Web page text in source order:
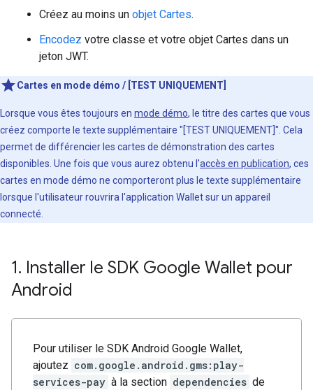
Créez au moins un objet Cartes.
Encodez votre classe et votre objet Cartes dans un
jeton JWT.
Cartes en mode démo / [TEST UNIQUEMENT]
Lorsque vous êtes toujours en mode démo, le titre des cartes que vous
créez comporte le texte supplémentaire "[TEST UNIQUEMENT]". Cela
permet de différencier les cartes de démonstration des cartes
disponibles. Une fois que vous aurez obtenu l'accès en publication, ces
cartes en mode démo ne comporteront plus le texte supplémentaire
lorsque l'utilisateur rouvrira l'application Wallet sur un appareil
connecté.
1. Installer le SDK Google Wallet pour
Android
Pour utiliser le SDK Android Google Wallet,
ajoutez com.google.android.gms:play-
services-pay à la section dependencies de